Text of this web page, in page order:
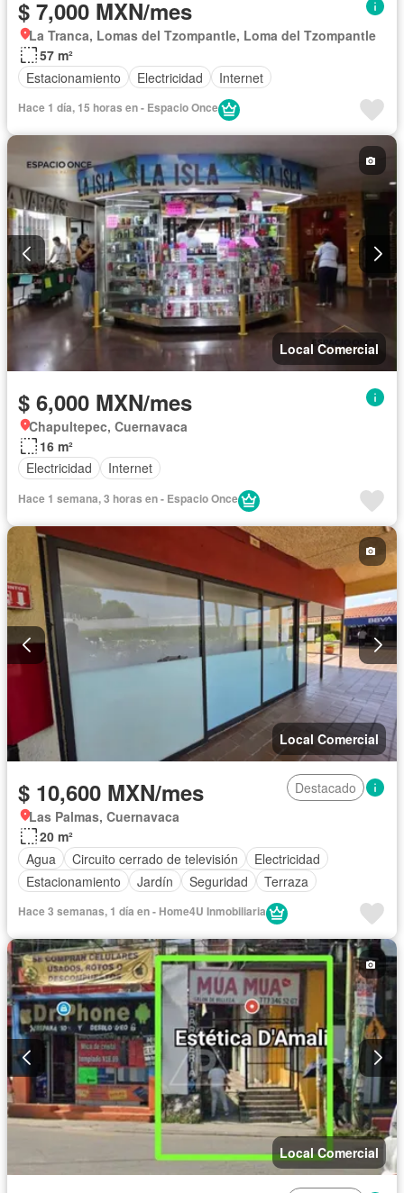
$ 7,000 MXN/mes
La Tranca, Lomas del Tzompantle, Loma del Tzompantle
57 m²
Estacionamiento
Electricidad Internet
Hace 1 día, 15 horas en - Espacio Once
Local Comercial
$ 6,000 MXN/mes
Chapultepec, Cuernavaca
16 m²
Electricidad
Internet
Hace 1 semana, 3 horas en - Espacio Once
Local Comercial
$ 10,600 MXN/mes
Destacado
Las Palmas, Cuernavaca
20 m²
Agua
Circuito cerrado de televisión
Electricidad
Estacionamiento
Jardín Seguridad Terraza
Hace 3 semanas, 1 día en - Home4U Inmobiliaria
Local Comercial